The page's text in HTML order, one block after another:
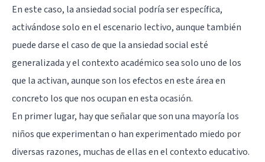
En este caso, la ansiedad social podría ser específica,
activándose solo en el escenario lectivo, aunque también
puede darse el caso de que la ansiedad social esté
generalizada y el contexto académico sea solo uno de los
que la activan, aunque son los efectos en este área en
concreto los que nos ocupan en esta ocasión.
En primer lugar, hay que señalar que son una mayoría los
niños que experimentan o han experimentado miedo por
diversas razones, muchas de ellas en el contexto educativo.